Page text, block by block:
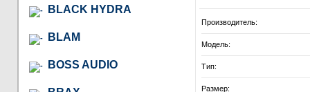
BLACK HYDRA
BLAM
BOSS AUDIO
Производитель:
Модель:
Тип:
Размер: